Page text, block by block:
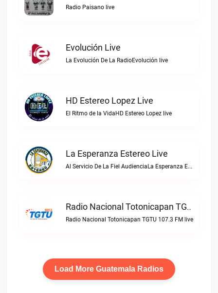
Radio Paisano live
Evolución Live
La Evolución De La RadioEvolución live
HD Estereo Lopez Live
El Ritmo de la VidaHD Estereo Lopez live
La Esperanza Estereo Live
Al Servicio De La Fiel AudienciaLa Esperanza Estereo live
Radio Nacional Totonicapan TGTU 107.3 FM Live
Radio Nacional Totonicapan TGTU 107.3 FM live
Load More Guatemala Radios